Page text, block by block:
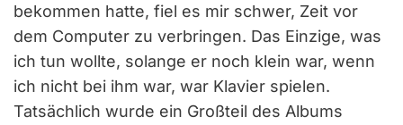
bekommen hatte, fiel es mir schwer, Zeit vor
dem Computer zu verbringen. Das Einzige, was
ich tun wollte, solange er noch klein war, wenn
ich nicht bei ihm war, war Klavier spielen.
Tatsächlich wurde ein Großteil des Albums